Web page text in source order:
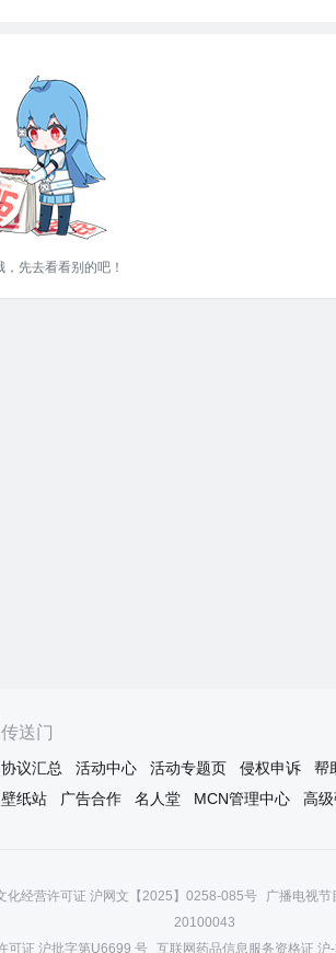
先去看看别的吧！
传送门
协议汇总 活动中心 活动专题页 侵权申诉 帮
壁纸站
广告合作 名人堂 MCN管理中心 高
化经营许可证 沪网文【2025】0258-085号 广播电视
20100043
可证 沪批字第U6699 号 互联网药品信息服务资格证